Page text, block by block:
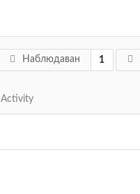
Наблюдаван 1
Activity